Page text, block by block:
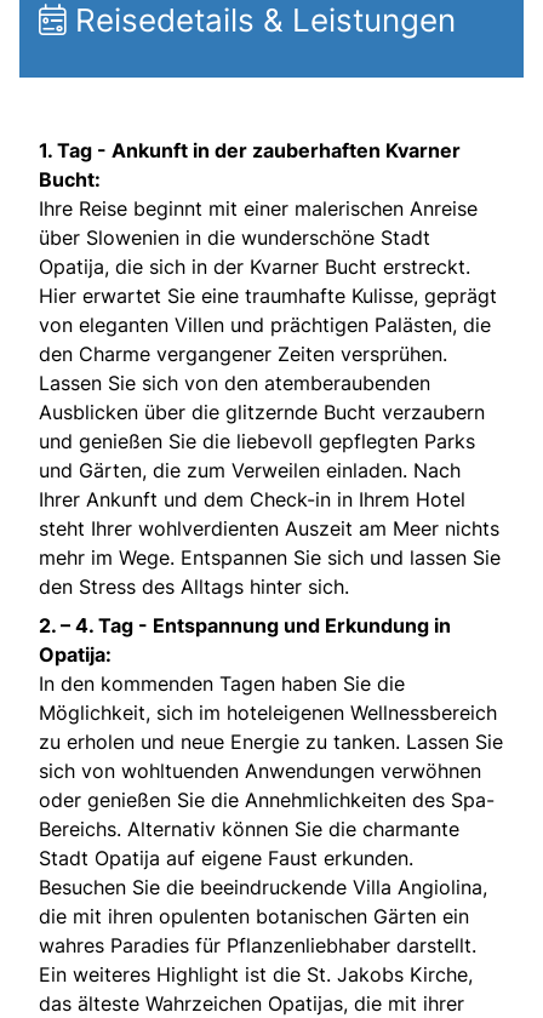
Reisedetails & Leistungen
1. Tag - Ankunft in der zauberhaften Kvarner
Bucht:
Ihre Reise beginnt mit einer malerischen Anreise
über Slowenien in die wunderschöne Stadt
Opatija, die sich in der Kvarner Bucht erstreckt.
Hier erwartet Sie eine traumhafte Kulisse, geprägt
von eleganten Villen und prächtigen Palästen, die
den Charme vergangener Zeiten versprühen.
Lassen Sie sich von den atemberaubenden
Ausblicken über die glitzernde Bucht verzaubern
und genießen Sie die liebevoll gepflegten Parks
und Gärten, die zum Verweilen einladen. Nach
Ihrer Ankunft und dem Check-in in Ihrem Hotel
steht Ihrer wohlverdienten Auszeit am Meer nichts
mehr im Wege. Entspannen Sie sich und lassen Sie
den Stress des Alltags hinter sich.
2. – 4. Tag - Entspannung und Erkundung in
Opatija:
In den kommenden Tagen haben Sie die
Möglichkeit, sich im hoteleigenen Wellnessbereich
zu erholen und neue Energie zu tanken. Lassen Sie
sich von wohltuenden Anwendungen verwöhnen
oder genießen Sie die Annehmlichkeiten des Spa-
Bereichs. Alternativ können Sie die charmante
Stadt Opatija auf eigene Faust erkunden.
Besuchen Sie die beeindruckende Villa Angiolina,
die mit ihren opulenten botanischen Gärten ein
wahres Paradies für Pflanzenliebhaber darstellt.
Ein weiteres Highlight ist die St. Jakobs Kirche,
das älteste Wahrzeichen Opatijas, die mit ihrer